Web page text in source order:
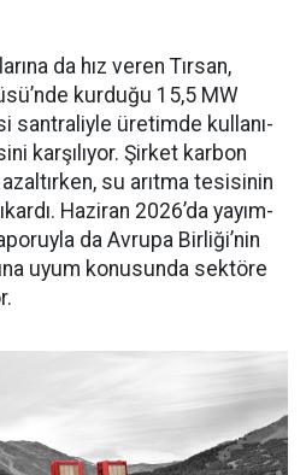
da hız veren Tırsan,
kurduğu 15,5 MW
santraliyle üretimde kullanı­
karşı­lıyor. Şirket karbon
su arıtma tesisinin
Haziran 2026’da yayım­
da Avrupa Birliği’nin
uyum konusunda sektöre